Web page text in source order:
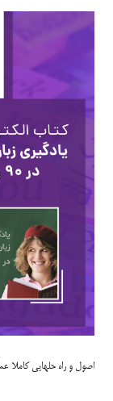
اصول و راه حلهایی کاملا